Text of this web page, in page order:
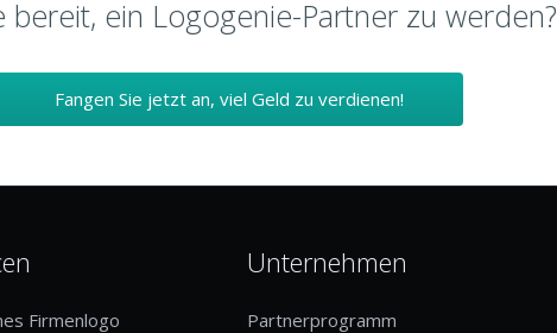
bereit, ein Logogenie-Partner zu werden?
Fangen Sie jetzt an, viel Geld zu verdienen!
Firmenlogo
Unternehmen
Partnerprogramm